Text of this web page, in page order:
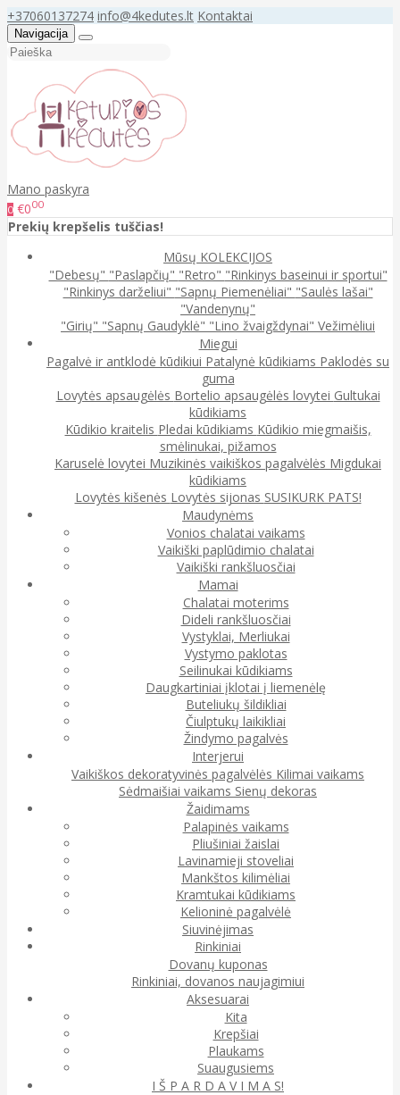
+37060137274 info@4kedutes.lt Kontaktai
Navigacija
Mano paskyra
0 €000
Prekių krepšelis tuščias!
Mūsų KOLEKCIJOS
"Debesų" "Paslapčių" "Retro" "Rinkinys baseinui ir sportui"
"Rinkinys darželiui" "Sapnų Piemenėliai" "Saulės lašai"
"Vandenynų"
"Girių" "Sapnų Gaudyklė" "Lino žvaigždynai" Vežimėliui
Miegui
Pagalvė ir antklodė kūdikiui Patalynė kūdikiams Paklodės su
guma
Lovytės apsaugėlės Bortelio apsaugėlės lovytei Gultukai
kūdikiams
Kūdikio kraitelis Pledai kūdikiams Kūdikio miegmaišis,
smėlinukai, pižamos
Karuselė lovytei Muzikinės vaikiškos pagalvėlės Migdukai
kūdikiams
Lovytės kišenės Lovytės sijonas SUSIKURK PATS!
Maudynėms
Vonios chalatai vaikams
Vaikiški paplūdimio chalatai
Vaikiški rankšluosčiai
Mamai
Chalatai moterims
Dideli rankšluosčiai
Vystyklai, Merliukai
Vystymo paklotas
Seilinukai kūdikiams
Daugkartiniai įklotai į liemenėlę
Buteliukų šildikliai
Čiulptukų laikikliai
Žindymo pagalvės
Interjerui
Vaikiškos dekoratyvinės pagalvėlės Kilimai vaikams
Sėdmaišiai vaikams Sienų dekoras
Žaidimams
Palapinės vaikams
Pliušiniai žaislai
Lavinamieji stoveliai
Mankštos kilimėliai
Kramtukai kūdikiams
Kelioninė pagalvėlė
Siuvinėjimas
Rinkiniai
Dovanų kuponas
Rinkiniai, dovanos naujagimiui
Aksesuarai
Kita
Krepšiai
Plaukams
Suaugusiems
I Š P A R D A V I M A S!